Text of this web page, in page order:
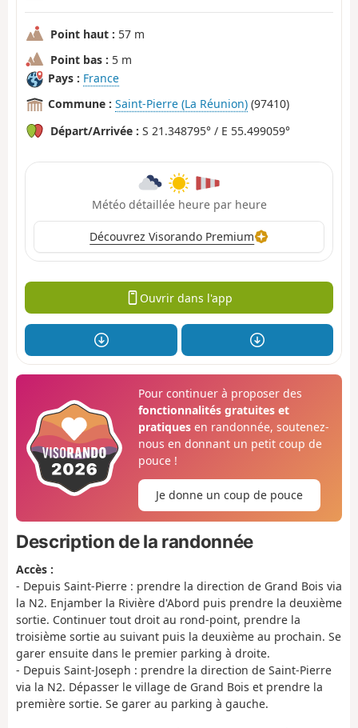
Point haut : 57 m
Point bas : 5 m
Pays : France
Commune : Saint-Pierre (La Réunion) (97410)
Départ/Arrivée : S 21.348795° / E 55.499059°
Météo détaillée heure par heure
Découvrez Visorando Premium
Ouvrir dans l'app
Pour continuer à proposer des
fonctionnalités gratuites et
pratiquesen randonnée, soutenez-
nous en donnant un petit coup de
pouce !
Je donne un coup de pouce
Description de la randonnée
Accès :
- Depuis Saint-Pierre : prendre la direction de Grand Bois via
la N2. Enjamber la Rivière d'Abord puis prendre la deuxième
sortie. Continuer tout droit au rond-point, prendre la
troisième sortie au suivant puis la deuxième au prochain. Se
garer ensuite dans le premier parking à droite.
- Depuis Saint-Joseph : prendre la direction de Saint-Pierre
via la N2. Dépasser le village de Grand Bois et prendre la
première sortie. Se garer au parking à gauche.